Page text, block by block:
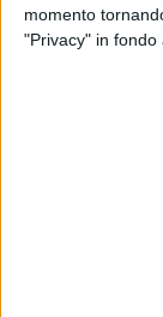
momento
"Privacy" in fondo